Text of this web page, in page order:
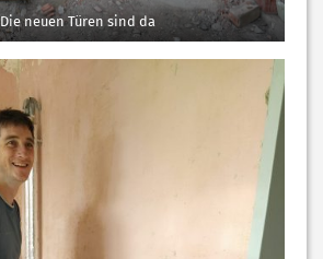
Die neuen Türen sind da